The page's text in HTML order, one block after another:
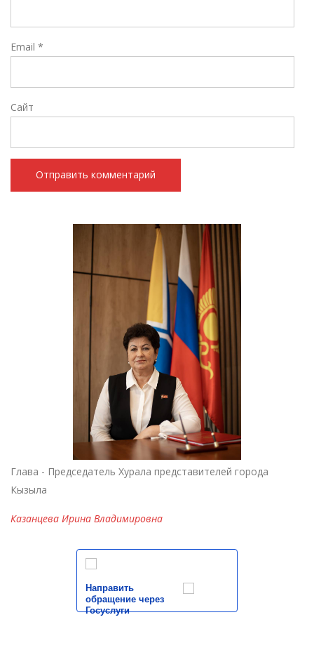
Email *
Сайт
Глава - Председатель Хурала представителей города
Кызыла
Казанцева Ирина Владимировна
Направить
обращение через
Госуслуги